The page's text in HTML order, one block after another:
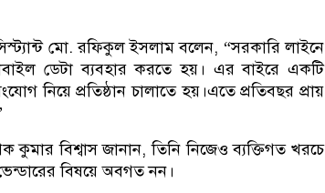
মো. রফিকুল ইসলাম বলেন, “সরকারি লাইনে
ডেটা ব্যবহার করতে হয়। এর বাইরে একটি
নিয়ে প্রতিষ্ঠান চালাতে হয়।এতে প্রতিবছর প্রায়
কুমার বিশ্বাস জানান, তিনি নিজেও ব্যক্তিগত খরচে
বিষয়ে অবগত নন।